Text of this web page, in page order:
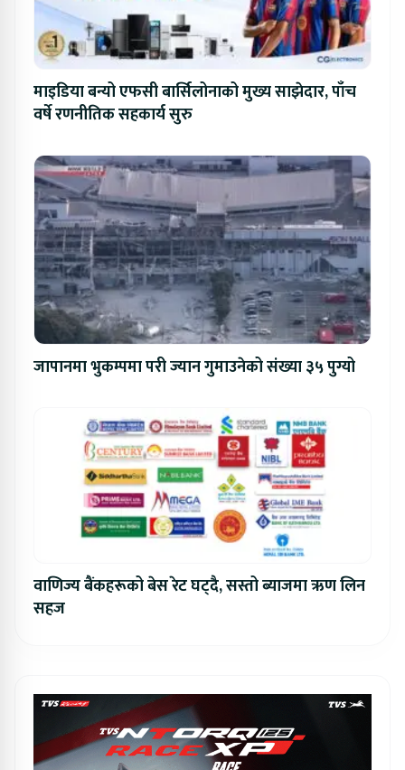
माइडिया बन्यो एफसी बार्सिलोनाको मुख्य साझेदार, पाँच
वर्षे रणनीतिक सहकार्य सुरु
जापानमा भुकम्पमा परी ज्यान गुमाउनेको संख्या ३५ पुग्यो
वाणिज्य बैंकहरूको बेस रेट घट्दै, सस्तो ब्याजमा ऋण लिन
सहज